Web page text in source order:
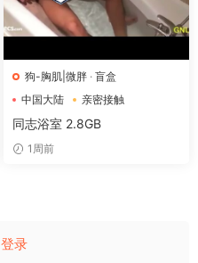
狗-胸肌|微胖 · 盲盒
中国大陆
亲密接触
健硕身材
同志浴室 2.8GB
1周前
登录